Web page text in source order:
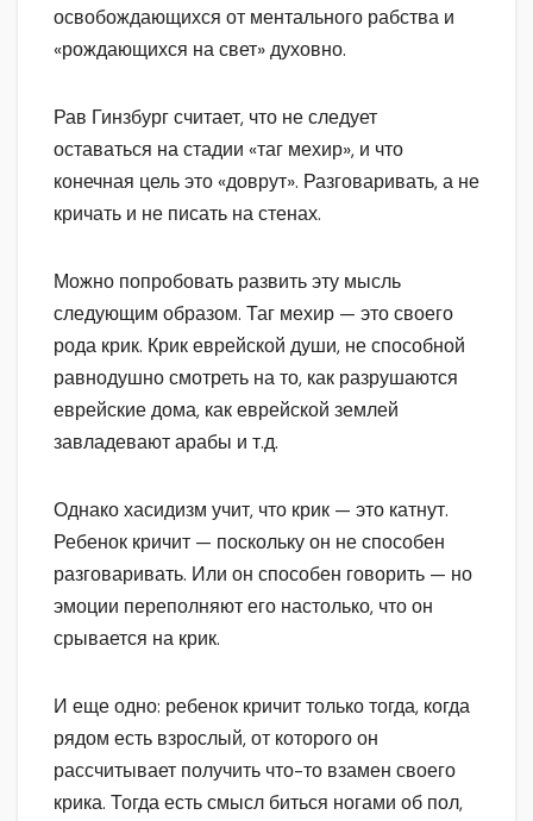
освобождающихся от ментального рабства и
«рождающихся на свет» духовно.
Рав Гинзбург считает, что не следует
оставаться на стадии «таг мехир», и что
конечная цель это «доврут». Разговаривать, а не
кричать и не писать на стенах.
Можно попробовать развить эту мысль
следующим образом. Таг мехир — это своего
рода крик. Крик еврейской души, не способной
равнодушно смотреть на то, как разрушаются
еврейские дома, как еврейской землей
завладевают арабы и т.д.
Однако хасидизм учит, что крик — это катнут.
Ребенок кричит — поскольку он не способен
разговаривать. Или он способен говорить — но
эмоции переполняют его настолько, что он
срывается на крик.
И еще одно: ребенок кричит только тогда, когда
рядом есть взрослый, от которого он
рассчитывает получить что-то взамен своего
крика. Тогда есть смысл биться ногами об пол,